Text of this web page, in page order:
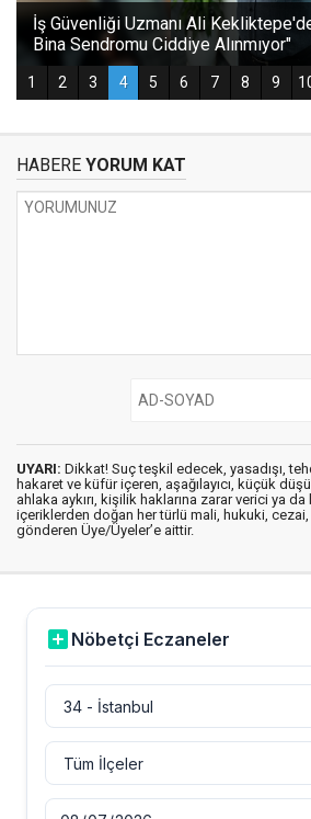
HABERE YORUM KAT
UYARI: Dikkat! Suç teşkil edecek, yasadışı,
hakaret ve küfür içeren, aşağılayıcı, küçük
ahlaka aykırı, kişilik haklarına zarar verici ya
içeriklerden doğan her türlü mali, hukuki,
gönderen Üye/Üyeler’e aittir.